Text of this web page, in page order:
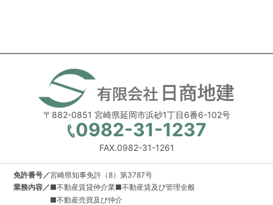
〒882-0851 宮崎県延岡市浜砂1丁目6番6-102号
0982-31-1237
FAX.0982-31-1261
免許番号／宮崎県知事免許（8）第3787号
業務内容／■不動産賃貸仲介業■不動産賃及び管理全般
■不動産売買及び仲介